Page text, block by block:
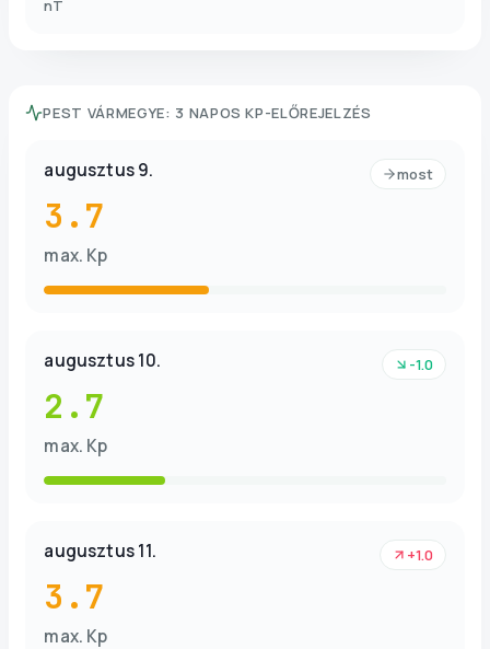
nT
PEST VÁRMEGYE: 3 NAPOS KP-ELŐREJELZÉS
augusztus 9.
3.7
max. Kp
most
augusztus 10.
2.7
max. Kp
-1.0
augusztus 11.
3.7
max. Kp
+1.0